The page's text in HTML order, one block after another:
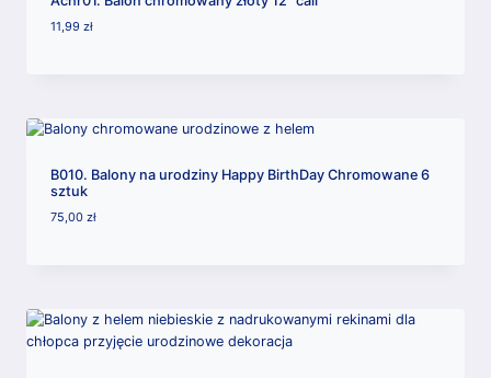
11,99zł
B010. Balony na urodziny Happy BirthDay Chromowane 6
sztuk
75,00zł